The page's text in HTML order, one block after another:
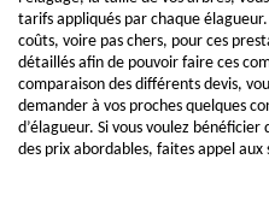
tarifs appliqués par chaque
coûts, voire pas chers, pour ces
détaillés afin de pouvoir faire ces
comparaison des différents devis,
demander à vos proches quelques
d’élagueur. Si vous voulez
des prix abordables, faites appel aux